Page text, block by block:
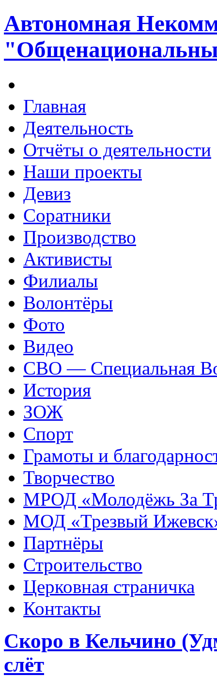
Автономная
Главная
Деятельность
Отчёты о деятельности
Наши проекты
Девиз
Соратники
Производство
Активисты
Филиалы
Волонтёры
Фото
Видео
СВО — Специальная
История
ЗОЖ
Спорт
Грамоты и
Творчество
МРОД «Молодёжь За
МОД «Трезвый
Партнёры
Строительство
Церковная страничка
Контакты
Скоро в Кельчино
слёт